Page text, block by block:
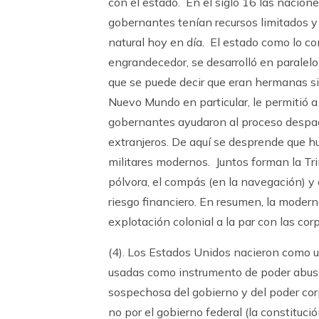
gobernantes tenían recursos limitados
natural hoy en día. El estado como lo
engrandecedor, se desarrolló en
que se puede decir que eran hermanas
Nuevo Mundo en particular, le permitió
gobernantes ayudaron al proceso
extranjeros. De aquí se desprende que
militares modernos. Juntos forman la
pólvora, el compás (en la navegación)
riesgo financiero. En resumen, la
explotación colonial a la par con las
(4). Los Estados Unidos nacieron como
usadas como instrumento de poder
sospechosa del gobierno y del poder
no por el gobierno federal (la